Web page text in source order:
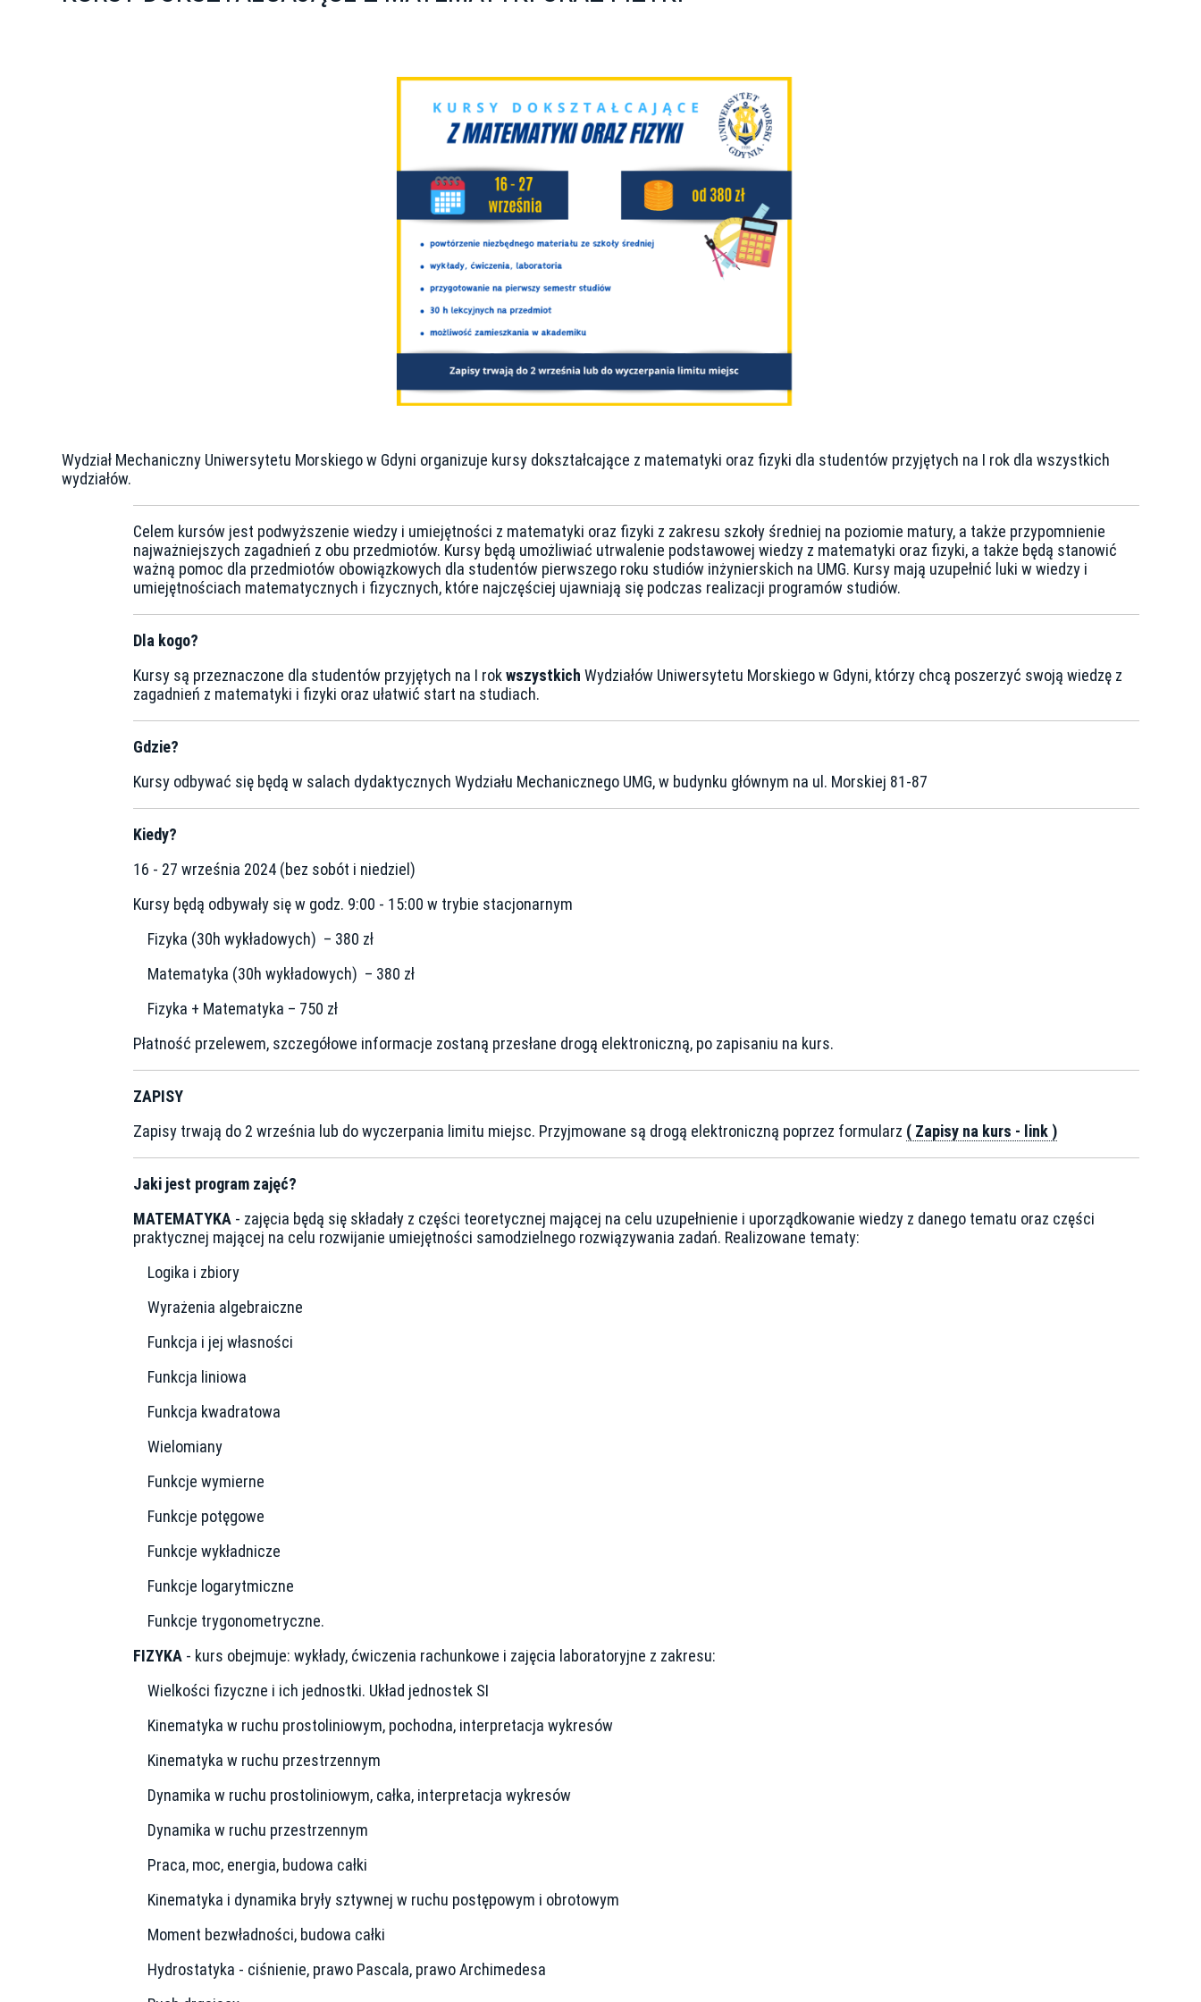
Wydział Mechaniczny Uniwersytetu Morskiego w Gdyni organizuje kursy dokształcające z matematyki oraz fizyki dla studentów przyjętych na I rok dla wszystkich
wydziałów.
Celem kursów jest podwyższenie wiedzy i umiejętności z matematyki oraz fizyki z zakresu szkoły średniej na poziomie matury, a także przypomnienie
najważniejszych zagadnień z obu przedmiotów. Kursy będą umożliwiać utrwalenie podstawowej wiedzy z matematyki oraz fizyki, a także będą stanowić
ważną pomoc dla przedmiotów obowiązkowych dla studentów pierwszego roku studiów inżynierskich na UMG. Kursy mają uzupełnić luki w wiedzy i
umiejętnościach matematycznych i fizycznych, które najczęściej ujawniają się podczas realizacji programów studiów.
Dla kogo?
Kursy są przeznaczone dla studentów przyjętych na I rokwszystkich Wydziałów Uniwersytetu Morskiego w Gdyni, którzy chcą poszerzyć swoją wiedzę z
zagadnień z matematyki i fizyki oraz ułatwić start na studiach.
Gdzie?
Kursy odbywać się będą w salach dydaktycznych Wydziału Mechanicznego UMG, w budynku głównym na ul. Morskiej 81-87
Kiedy?
16 - 27 września 2024 (bez sobót i niedziel)
Kursy będą odbywały się w godz. 9:00 - 15:00 w trybie stacjonarnym
Fizyka (30h wykładowych) – 380 zł
Matematyka (30h wykładowych) – 380 zł
Fizyka + Matematyka – 750 zł
Płatność przelewem, szczegółowe informacje zostaną przesłane drogą elektroniczną, po zapisaniu na kurs.
ZAPISY
Zapisy trwają do 2 września lub do wyczerpania limitu miejsc. Przyjmowane są drogą elektroniczną poprzez formularz ( Zapisy na kurs - link )
Jaki jest program zajęć?
MATEMATYKA - zajęcia będą się składały z części teoretycznej mającej na celu uzupełnienie i uporządkowanie wiedzy z danego tematu oraz części
praktycznej mającej na celu rozwijanie umiejętności samodzielnego rozwiązywania zadań. Realizowane tematy:
Logika i zbiory
Wyrażenia algebraiczne
Funkcja i jej własności
Funkcja liniowa
Funkcja kwadratowa
Wielomiany
Funkcje wymierne
Funkcje potęgowe
Funkcje wykładnicze
Funkcje logarytmiczne
Funkcje trygonometryczne.
FIZYKA - kurs obejmuje: wykłady, ćwiczenia rachunkowe i zajęcia laboratoryjne z zakresu:
Wielkości fizyczne i ich jednostki. Układ jednostek SI
Kinematyka w ruchu prostoliniowym, pochodna, interpretacja wykresów
Kinematyka w ruchu przestrzennym
Dynamika w ruchu prostoliniowym, całka, interpretacja wykresów
Dynamika w ruchu przestrzennym
Praca, moc, energia, budowa całki
Kinematyka i dynamika bryły sztywnej w ruchu postępowym i obrotowym
Moment bezwładności, budowa całki
Hydrostatyka - ciśnienie, prawo Pascala, prawo Archimedesa